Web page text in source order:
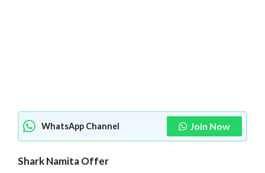
WhatsApp Channel Join Now
Shark Namita Offer